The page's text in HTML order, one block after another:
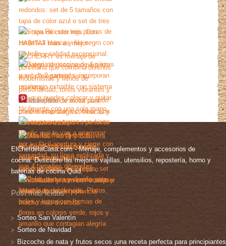
More Pins
ElChefdelaCasa.com - Menaje, complementos y accesorios de
cocina. Descubre las mejores vajillas, utensilios, repostería, horno y
baterías de cocina Quid.
Post más leídos
Sorteo San Valentín
Sorteo de Navidad
Bizcocho de nata y frutos secos ¡una receta perfecta para